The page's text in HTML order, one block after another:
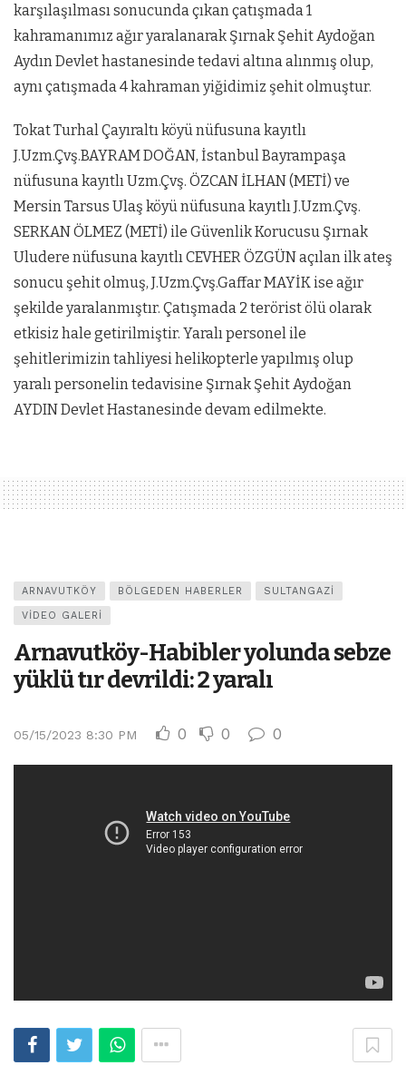
karşılaşılması sonucunda çıkan çatışmada 1
kahramanımız ağır yaralanarak Şırnak Şehit Aydoğan
Aydın Devlet hastanesinde tedavi altına alınmış olup,
aynı çatışmada 4 kahraman yiğidimiz şehit olmuştur.
Tokat Turhal Çayıraltı köyü nüfusuna kayıtlı
J.Uzm.Çvş.BAYRAM DOĞAN, İstanbul Bayrampaşa
nüfusuna kayıtlı Uzm.Çvş. ÖZCAN İLHAN (METİ) ve
Mersin Tarsus Ulaş köyü nüfusuna kayıtlı J.Uzm.Çvş.
SERKAN ÖLMEZ (METİ) ile Güvenlik Korucusu Şırnak
Uludere nüfusuna kayıtlı CEVHER ÖZGÜN açılan ilk ateş
sonucu şehit olmuş, J.Uzm.Çvş.Gaffar MAYİK ise ağır
şekilde yaralanmıştır. Çatışmada 2 terörist ölü olarak
etkisiz hale getirilmiştir. Yaralı personel ile
şehitlerimizin tahliyesi helikopterle yapılmış olup
yaralı personelin tedavisine Şırnak Şehit Aydoğan
AYDIN Devlet Hastanesinde devam edilmekte.
ARNAVUTKÖY BÖLGEDEN HABERLER SULTANGAZI
VIDEO GALERI
Arnavutköy-Habibler yolunda sebze
yüklü tır devrildi: 2 yaralı
05/15/2023 8:30 PM 0 0 0